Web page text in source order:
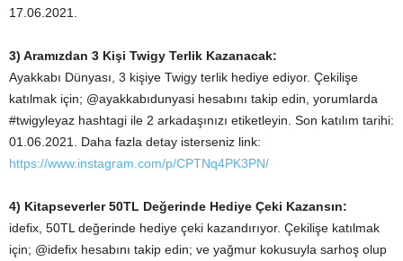
17.06.2021.
3) Aramızdan 3 Kişi Twigy Terlik Kazanacak:
Ayakkabı Dünyası, 3 kişiye Twigy terlik hediye ediyor. Çekilişe
katılmak için; @ayakkabıdunyasi hesabını takip edin, yorumlarda
#twigyleyaz hashtagi ile 2 arkadaşınızı etiketleyin. Son katılım tarihi:
01.06.2021. Daha fazla detay isterseniz link:
https://www.instagram.com/p/CPTNq4PK3PN/
4) Kitapseverler 50TL Değerinde Hediye Çeki Kazansın:
idefix, 50TL değerinde hediye çeki kazandırıyor. Çekilişe katılmak
için; @idefix hesabını takip edin; ve yağmur kokusuyla sarhoş olup